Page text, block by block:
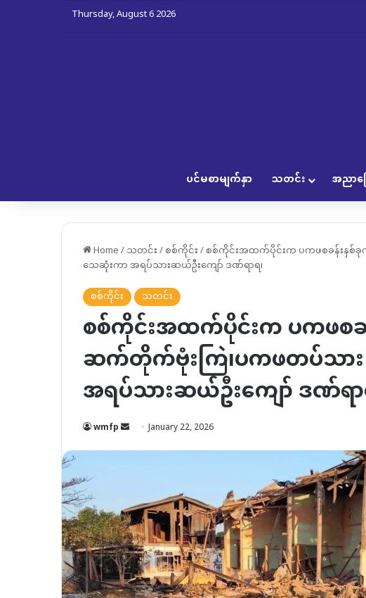
Thursday, August 6 2026
ပင်မစာမျက်နှာ သတင်း အညာမ
Home/သတင်း/စစ်ကိုင်း/စစ်ကိုင်းအထက်ပိုင်းက ပကဖစခန်းနှစ်
သေဆုံးကာ အရပ်သားဆယ်ဦးကျော် ဒဏ်ရာရ၊
စစ်ကိုင်း
သတင်း
စစ်ကိုင်းအထက်ပိုင်းက ပကဖစ
ဆက်တိုက်ဗုံးကြဲ၊ပကဖတပ်သား
အရပ်သားဆယ်ဦးကျော် ဒဏ်ရာ
wmfp SendJanuary 22, 2026